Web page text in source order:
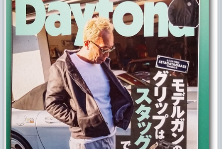
ブログに 「◆車のシート破れ リペア事例、
更新中」を追加しました。
2022年６月22 日
ブログに 「◆車の内装破れ リペア事例、更
新中」を追加しました。
2022年６月20 日
ブログに 「◆ヘッドライトのリペア事例､更
新中」を追加しました。
2022年6月13 日
ブログに 「◆6月インスタグラム更新の事例
から」を追加しました。